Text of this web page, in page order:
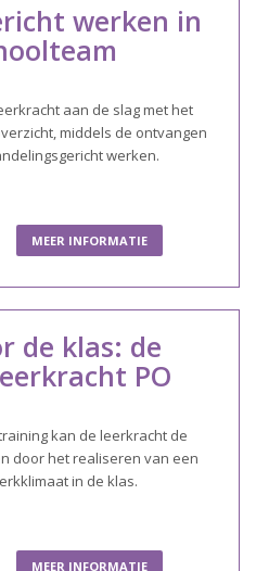
werken in
aan de slag met het
middels de ontvangen
werken.
MEER INFORMATIE
de klas: de
PO
kan de leerkracht de
door het realiseren van een
in de klas.
MEER INFORMATIE